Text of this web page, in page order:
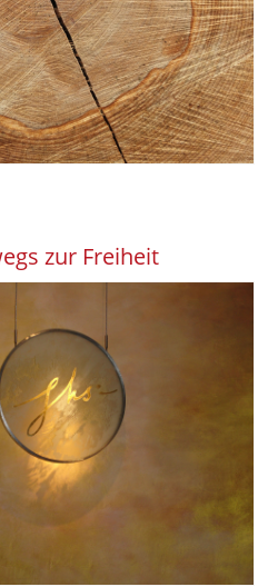
zur Freiheit